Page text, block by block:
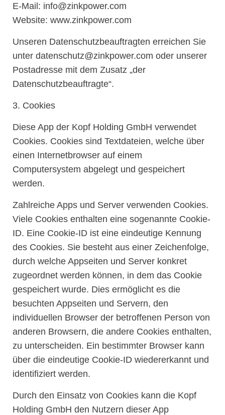
E-Mail: info@zinkpower.com
Website: www.zinkpower.com
Unseren Datenschutzbeauftragten erreichen Sie
unter datenschutz@zinkpower.com oder unserer
Postadresse mit dem Zusatz „der
Datenschutzbeauftragte“.
3. Cookies
Diese App der Kopf Holding GmbH verwendet
Cookies. Cookies sind Textdateien, welche über
einen Internetbrowser auf einem
Computersystem abgelegt und gespeichert
werden.
Zahlreiche Apps und Server verwenden Cookies.
Viele Cookies enthalten eine sogenannte Cookie-
ID. Eine Cookie-ID ist eine eindeutige Kennung
des Cookies. Sie besteht aus einer Zeichenfolge,
durch welche Appseiten und Server konkret
zugeordnet werden können, in dem das Cookie
gespeichert wurde. Dies ermöglicht es die
besuchten Appseiten und Servern, den
individuellen Browser der betroffenen Person von
anderen Browsern, die andere Cookies enthalten,
zu unterscheiden. Ein bestimmter Browser kann
über die eindeutige Cookie-ID wiedererkannt und
identifiziert werden.
Durch den Einsatz von Cookies kann die Kopf
Holding GmbH den Nutzern dieser App